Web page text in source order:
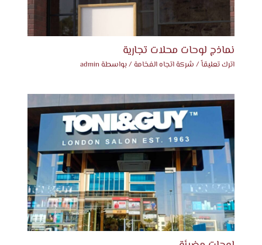
نماذج لوحات محلات تجارية
اترك تعليقاً/ شركة اتجاه الفخامة / بواسطة admin